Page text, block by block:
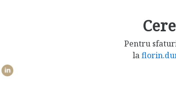
Pentru
la